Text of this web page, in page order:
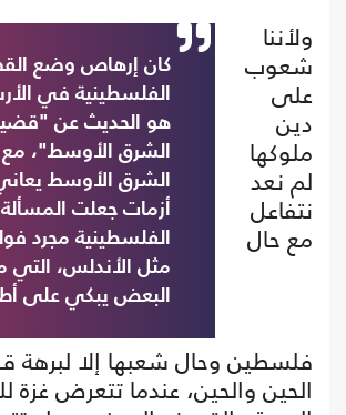
كان إرهاص وضع
الفلسطينية في
هو الحديث عن
الشرق الأوسط"،
الشرق الأوسط
أزمات جعلت المسألة
الفلسطينية مجرد
مثل الأندلس، التي
البعض يبكي على
ولأننا
شعوب
على
دين
ملوكها
لم نعد
نتفاعل
مع حال
فلسطين وحال شعبها إلا لبرهة
الحين والحين، عندما تتعرض غزة